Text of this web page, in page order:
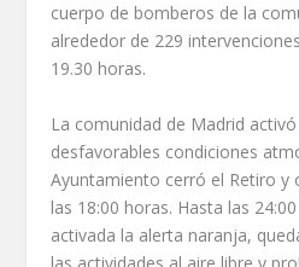
cuerpo de bomberos de la
alrededor de 229
19.30 horas.
La comunidad de Madrid
desfavorables condiciones
Ayuntamiento cerró el Retiro y
las 18:00 horas. Hasta las
activada la alerta naranja,